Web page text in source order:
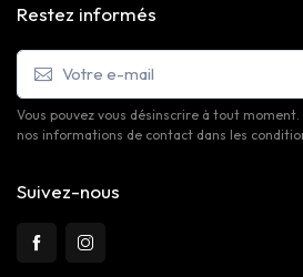
Restez informés
Vous pouvez vous désinscrire à tout
nos informations de contact dans les
Suivez-nous